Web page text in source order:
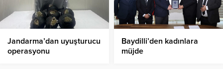
Jandarma’dan uyuşturucu
operasyonu
Baydilli’den kadınlara
müjde